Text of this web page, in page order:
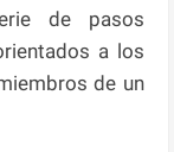
de pasos
a los
de un